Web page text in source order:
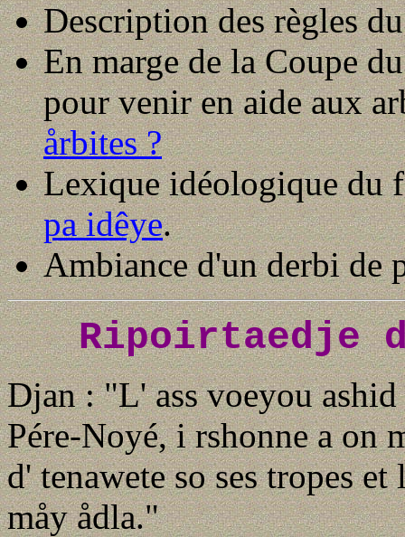
Description des règles
En marge de la Coupe
pour venir en aide aux
årbites ?
Lexique idéologique du
pa idêye.
Ambiance d'un derbi de
Ripoirtaedje
Djan : "L' ass voeyou
Pére-Noyé, i rshonne a on
d' tenawete so ses tropes
måy ådla."